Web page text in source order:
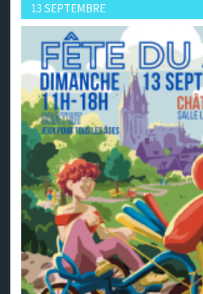
13 SEPTEMBRE